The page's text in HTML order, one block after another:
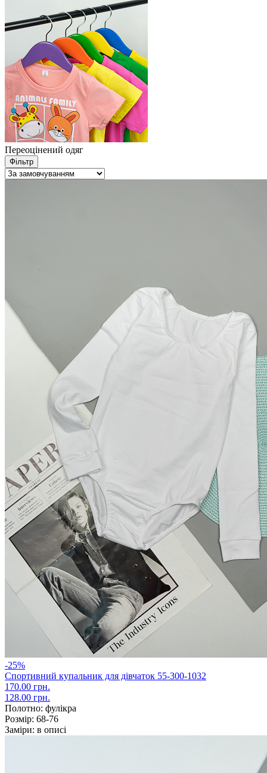
Переоцінений одяг
Фільтр
-25%
Спортивний купальник для дівчаток 55-300-1032
170.00 грн.
128.00 грн.
Полотно: фулікра
Розмір: 68-76
Заміри: в описі